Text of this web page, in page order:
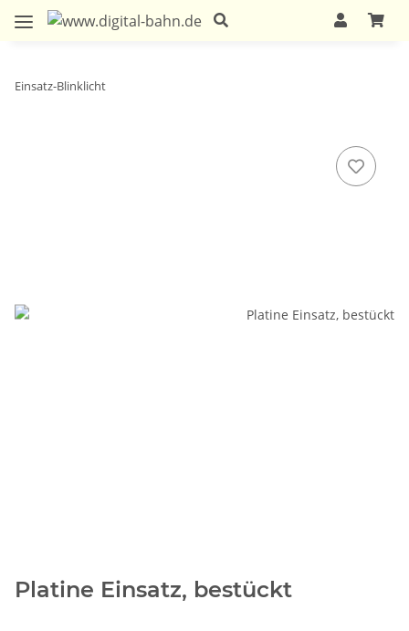
Einsatz-Blinklicht
Platine Einsatz, bestückt